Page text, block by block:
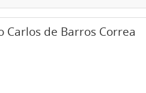
Carlos de Barros Correa